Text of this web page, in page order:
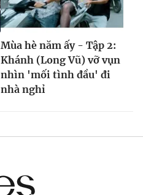
Mùa hè năm ấy - Tập 2:
Khánh (Long Vũ) vỡ vụn
nhìn 'mối tình đầu' đi
nhà nghỉ